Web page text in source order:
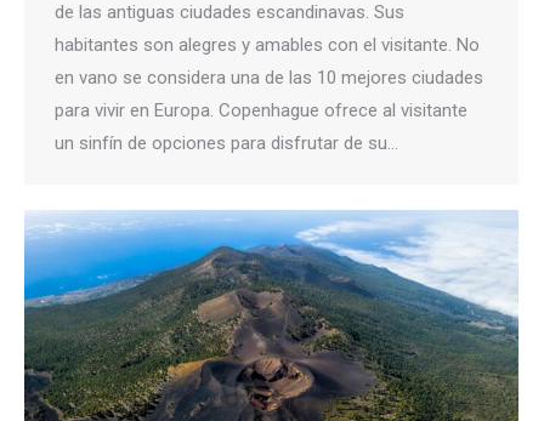
de las antiguas ciudades escandinavas. Sus
habitantes son alegres y amables con el visitante. No
en vano se considera una de las 10 mejores ciudades
para vivir en Europa. Copenhague ofrece al visitante
un sinfín de opciones para disfrutar de su…